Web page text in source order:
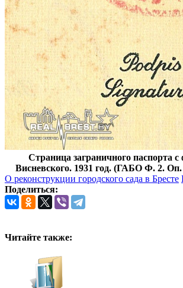
Страница заграничного паспорта с
Висневского. 1931 год. (ГАБО Ф. 2.
О реконструкции городского сада в Бресте
Поделиться:
Читайте также: